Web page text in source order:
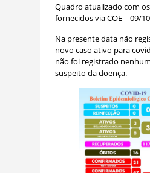
Quadro atualizado com
fornecidos via COE – 09/
Na presente data não
novo caso ativo para
não foi registrado
suspeito da doença.